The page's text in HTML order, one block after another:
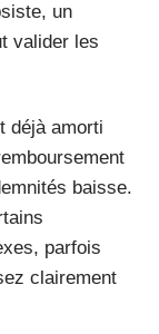
un
valider les
déjà amorti
baisse.
parfois
clairement